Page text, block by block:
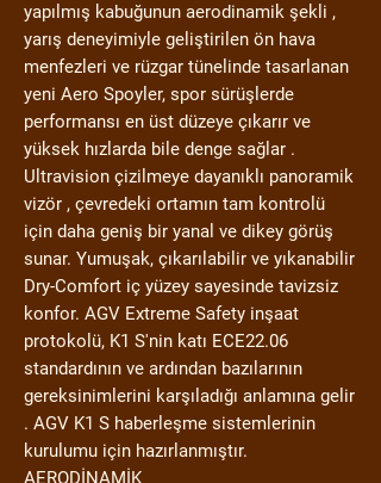
yapılmış kabuğunun aerodinamik şekli ,
yarış deneyimiyle geliştirilen ön hava
menfezleri ve rüzgar tünelinde tasarlanan
yeni Aero Spoyler, spor sürüşlerde
performansı en üst düzeye çıkarır ve
yüksek hızlarda bile denge sağlar .
Ultravision çizilmeye dayanıklı panoramik
vizör , çevredeki ortamın tam kontrolü
için daha geniş bir yanal ve dikey görüş
sunar. Yumuşak, çıkarılabilir ve yıkanabilir
Dry-Comfort iç yüzey sayesinde tavizsiz
konfor. AGV Extreme Safety inşaat
protokolü, K1 S'nin katı ECE22.06
standardının ve ardından bazılarının
gereksinimlerini karşıladığı anlamına gelir
. AGV K1 S haberleşme sistemlerinin
kurulumu için hazırlanmıştır.
AERODİNAMİK